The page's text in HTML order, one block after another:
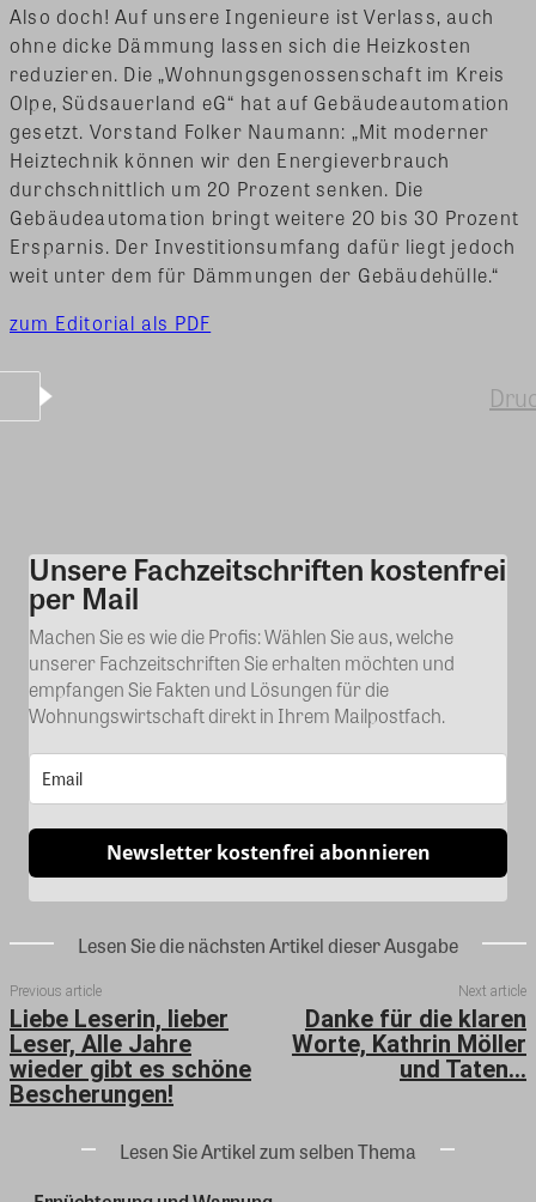
Also doch! Auf unsere Ingenieure ist Verlass, auch
ohne dicke Dämmung lassen sich die Heizkosten
reduzieren. Die „Wohnungsgenossenschaft im Kreis
Olpe, Südsauerland eG“ hat auf Gebäudeautomation
gesetzt. Vorstand Folker Naumann: „Mit moderner
Heiztechnik können wir den Energieverbrauch
durchschnittlich um 20 Prozent senken. Die
Gebäudeautomation bringt weitere 20 bis 30 Prozent
Ersparnis. Der Investitionsumfang dafür liegt jedoch
weit unter dem für Dämmungen der Gebäudehülle.“
zum Editorial als PDF
Kommentar
Unsere Fachzeitschriften kostenfrei
per Mail
Machen Sie es wie die Profis: Wählen Sie aus, welche
unserer Fachzeitschriften Sie erhalten möchten und
empfangen Sie Fakten und Lösungen für die
Wohnungswirtschaft direkt in Ihrem Mailpostfach.
Newsletter kostenfrei abonnieren
Lesen Sie die nächsten Artikel dieser Ausgabe
Previous article
Liebe Leserin, lieber
Leser, Alle Jahre
wieder gibt es schöne
Bescherungen!
Next article
Danke für die klaren
Worte, Kathrin Möller
und Taten…
Lesen Sie Artikel zum selben Thema